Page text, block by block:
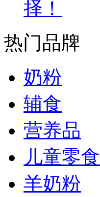
择！
热门品牌
奶粉
辅食
营养品
儿童零食
羊奶粉